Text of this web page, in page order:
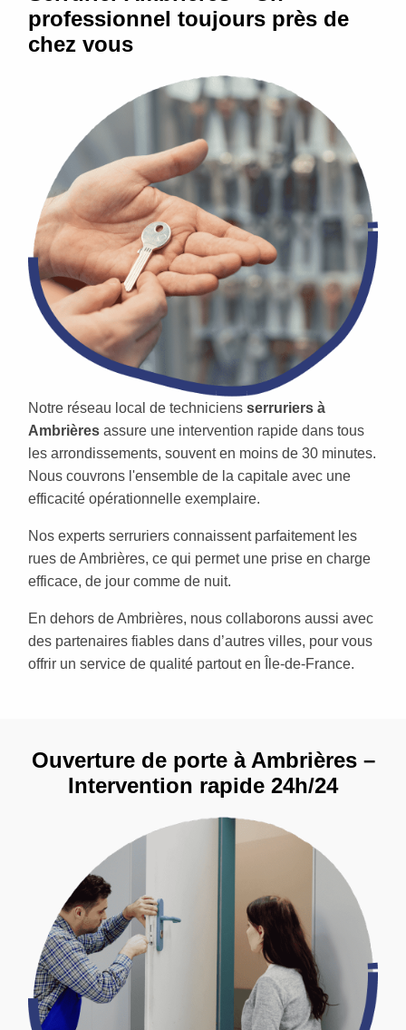
professionnel toujours près de
chez vous
Notre réseau local de techniciens serruriers à
Ambrières assure une intervention rapide dans tous
les arrondissements, souvent en moins de 30 minutes.
Nous couvrons l'ensemble de la capitale avec une
efficacité opérationnelle exemplaire.
Nos experts serruriers connaissent parfaitement les
rues de Ambrières, ce qui permet une prise en charge
efficace, de jour comme de nuit.
En dehors de Ambrières, nous collaborons aussi avec
des partenaires fiables dans d’autres villes, pour vous
offrir un service de qualité partout en Île-de-France.
Ouverture de porte à Ambrières –
Intervention rapide 24h/24